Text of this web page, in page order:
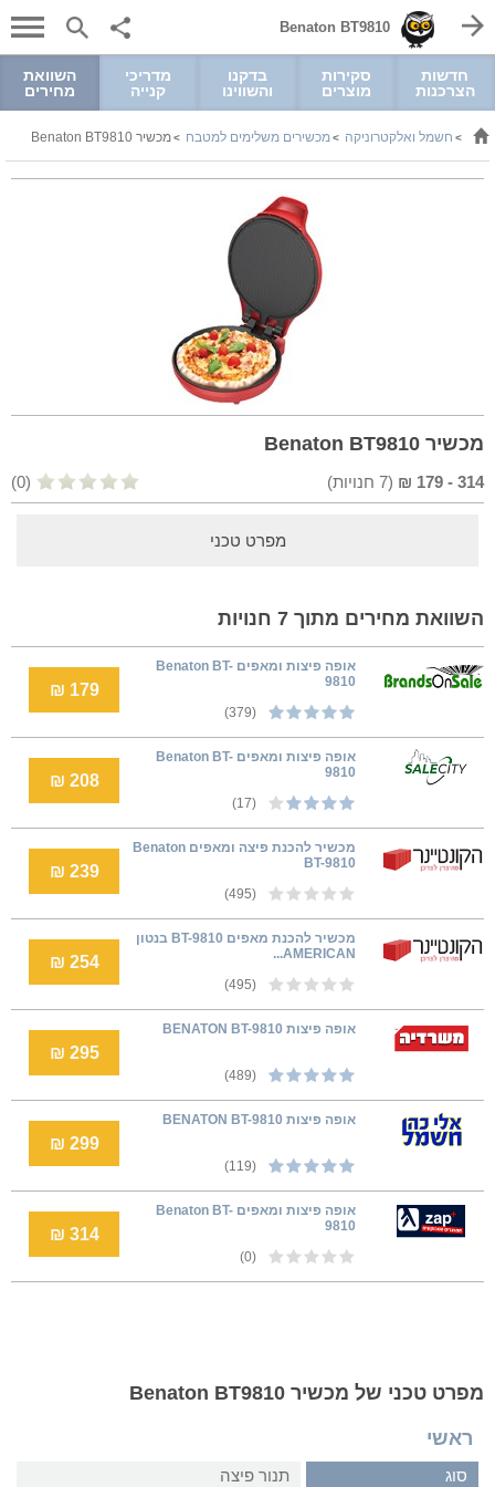
Benaton BT9810
חדשות
הצרכנות
סקירות
מוצרים
בדקנו
והשווינו
מדריכי
קנייה
השוואת
מחירים
> חשמל ואלקטרוניקה >מכשירים משלימים למטבח >מכשיר Benaton BT9810
מכשיר Benaton BT9810
314
-
179
₪
(
7 חנויות) (0)
מפרט טכני
השוואת מחירים מתוך 7 חנויות
אופה פיצות ומאפים Benaton BT-
9810
(379)
179 ₪
אופה פיצות ומאפים Benaton BT-
9810
(17)
208 ₪
מכשיר להכנת פיצה ומאפים Benaton
BT-9810
(495)
239 ₪
מכשיר להכנת מאפים BT-9810 בנטון
AMERICAN...
(495)
254 ₪
אופה פיצות BENATON BT-9810
(489)
295 ₪
אופה פיצות BENATON BT-9810
(119)
299 ₪
אופה פיצות ומאפים Benaton BT-
9810
(0)
314 ₪
מפרט טכני של מכשיר Benaton BT9810
ראשי
סוג תנור פיצה